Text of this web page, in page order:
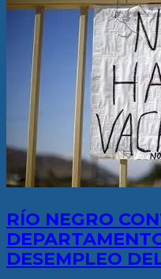
RÍO NEGRO
DESEMPLEO